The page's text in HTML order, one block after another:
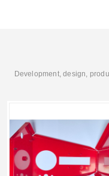
Development, design,